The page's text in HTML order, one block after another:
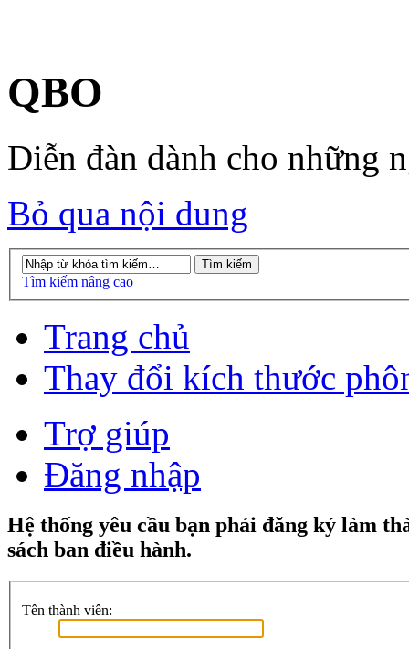
QBO
Diễn đàn dành cho những
Bỏ qua nội dung
Tìm kiếm nâng cao
Trang chủ
Thay đổi kích thước
Trợ giúp
Đăng nhập
Hệ thống yêu cầu bạn phải đăng ký làm
sách ban điều hành.
Tên thành viên: